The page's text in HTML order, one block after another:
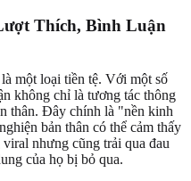
Thích, Bình Luận
một loại tiền tệ. Với một số
không chỉ là tương tác thông
thân. Đây chính là "nền kinh
bản thân có thể cảm thấy
nhưng cũng trải qua đau
của họ bị bỏ qua.